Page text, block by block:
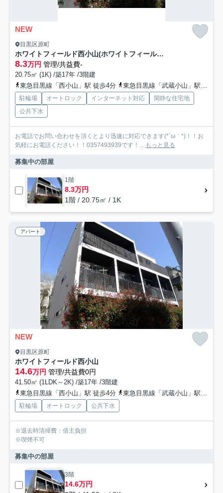
NEW
目黒区原町
ホワイトフィールド西小山(ホワイトフィールドニシコヤマ)
8.3万円 管理/共益費-
20.75㎡ (1K) /築17年 /3階建
東急目黒線「西小山」駅 徒歩4分
東急目黒線「武蔵小山」駅 徒歩13分
駐輪場 オートロック インターネット対応
閑静な住宅地
公共下水
お電話でお問い合わせを頂くとより迅速に対応できます(*´ω｀*)！！お
気軽にお電話ください！！0357493939です！... もっと見る
募集中の部屋
1階
8.3万円
1階 / 20.75㎡ / 1K
アパート
NEW
目黒区原町
ホワイトフィールド西小山
14.6万円 管理/共益費0円
41.50㎡ (1LDK～2K) /築17年 /3階建
東急目黒線「西小山」駅 徒歩4分
東急目黒線「武蔵小山」駅 徒歩13分
駐輪場 オートロック 公共下水
※退去時清掃費：借主負担
※喫煙不可
募集中の部屋
3階
14.6万円